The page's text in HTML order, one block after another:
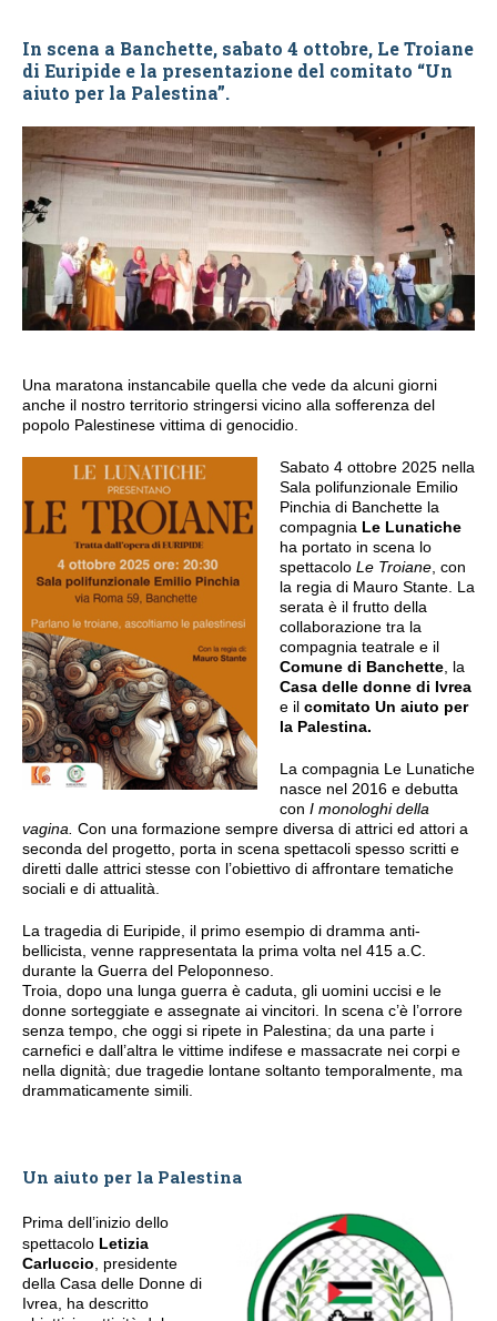
In scena a Banchette, sabato 4 ottobre, Le Troiane
di Euripide e la presentazione del comitato “Un
aiuto per la Palestina”.
Una maratona instancabile quella che vede da alcuni giorni
anche il nostro territorio stringersi vicino alla sofferenza del
popolo Palestinese vittima di genocidio.
Sabato 4 ottobre 2025 nella
Sala polifunzionale Emilio
Pinchia di Banchette la
compagnia Le Lunatiche
ha portato in scena lo
spettacolo Le Troiane , con
la regia di Mauro Stante. La
serata è il frutto della
collaborazione tra la
compagnia teatrale e il
Comune di Banchette , la
Casa delle donne di Ivrea
e il comitato Un aiuto per
la Palestina.
La compagnia Le Lunatiche
nasce nel 2016 e debutta
con I monologhi della
vagina. Con una formazione sempre diversa di attrici ed attori a
seconda del progetto, porta in scena spettacoli spesso scritti e
diretti dalle attrici stesse con l’obiettivo di affrontare tematiche
sociali e di attualità.
La tragedia di Euripide, il primo esempio di dramma anti-
bellicista, venne rappresentata la prima volta nel 415 a.C.
durante la Guerra del Peloponneso.
Troia, dopo una lunga guerra è caduta, gli uomini uccisi e le
donne sorteggiate e assegnate ai vincitori. In scena c’è l’orrore
senza tempo, che oggi si ripete in Palestina; da una parte i
carnefici e dall’altra le vittime indifese e massacrate nei corpi e
nella dignità; due tragedie lontane soltanto temporalmente, ma
drammaticamente simili.
Un aiuto per la Palestina
Prima dell’inizio dello
spettacolo Letizia
Carluccio , presidente
della Casa delle Donne di
Ivrea, ha descritto